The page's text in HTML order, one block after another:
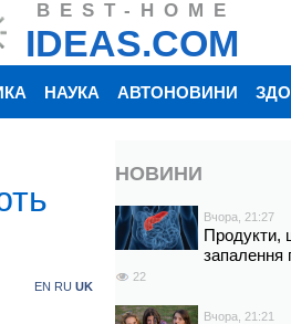
BEST-HOME
IDEAS.COM
НАУКА АВТОНОВИНИ
EN RU UK
НОВИНИ
Вчора, 21:27
Продукти,
запалення
22
Вчора, 21:21